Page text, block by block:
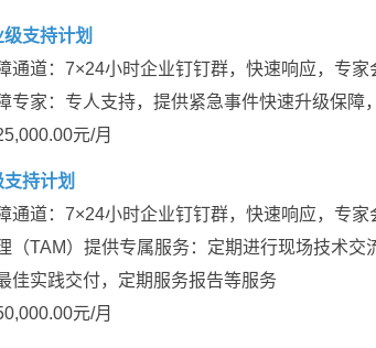
支持计划
通道：7×24小时企业钉钉群，快速响应，专
专家：专人支持，提供紧急事件快速升级保障
元/月
支持计划
通道：7×24小时企业钉钉群，快速响应，专
（TAM）提供专属服务：定期进行现场技术
佳实践交付，定期服务报告等服务
元/月